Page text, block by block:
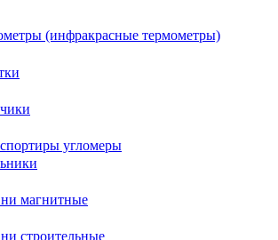
(инфракрасные термометры)
угломеры
магнитные
строительные